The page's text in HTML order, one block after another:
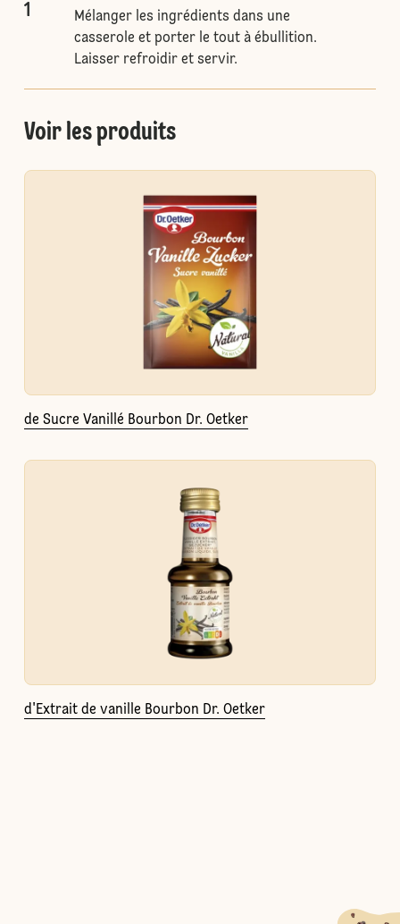
1
Mélanger les ingrédients dans une
casserole et porter le tout à ébullition.
Laisser refroidir et servir.
Voir les produits
de Sucre Vanillé Bourbon Dr. Oetker
d'Extrait de vanille Bourbon Dr. Oetker